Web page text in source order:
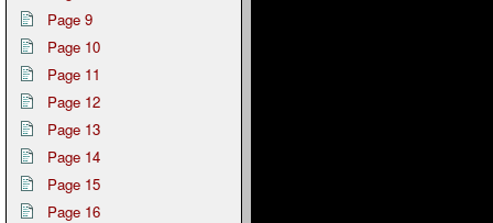
Page 9
Page 10
Page 11
Page 12
Page 13
Page 14
Page 15
Page 16